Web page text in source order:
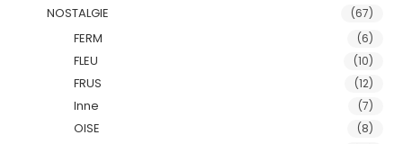
NOSTALGIE (67)
FERM (6)
FLEU (10)
FRUS (12)
Inne (7)
OISE (8)